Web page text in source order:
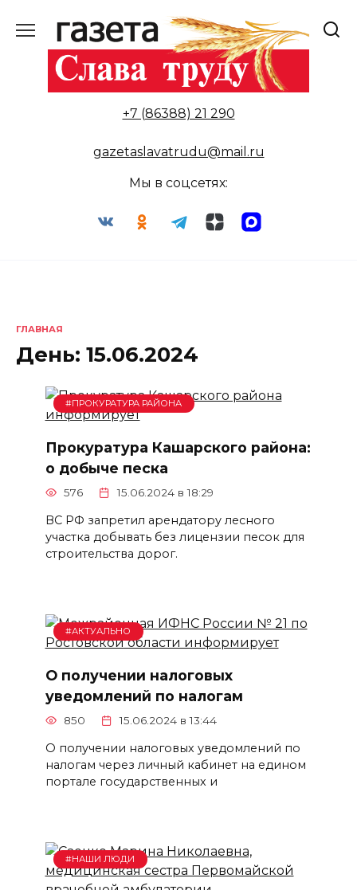
содержанию
+7 (86388) 21 290
gazetaslavatrudu@mail.ru
Мы в соцсетях:
ГЛАВНАЯ
День: 15.06.2024
#ПРОКУРАТУРА РАЙОНА
Прокуратура Кашарского района:
о добыче песка
576 15.06.2024 в 18:29
ВС РФ запретил арендатору лесного
участка добывать без лицензии песок для
строительства дорог.
#АКТУАЛЬНО
О получении налоговых
уведомлений по налогам
850 15.06.2024 в 13:44
О получении налоговых уведомлений по
налогам через личный кабинет на едином
портале государственных и
#НАШИ ЛЮДИ